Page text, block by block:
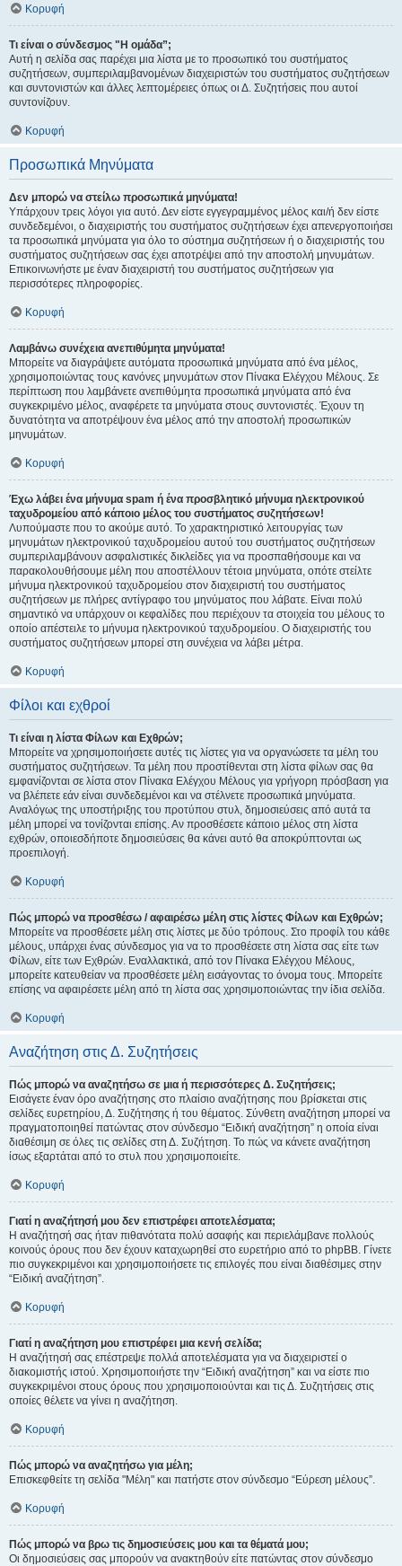
Κορυφή
Τι είναι ο σύνδεσμος "Η ομάδα”;
Αυτή η σελίδα σας παρέχει μια λίστα με το προσωπικό του συστήματος
συζητήσεων, συμπεριλαμβανομένων διαχειριστών του συστήματος συζητήσεων
και συντονιστών και άλλες λεπτομέρειες όπως οι Δ. Συζητήσεις που αυτοί
συντονίζουν.
Κορυφή
Προσωπικά Μηνύματα
Δεν μπορώ να στείλω προσωπικά μηνύματα!
Υπάρχουν τρεις λόγοι για αυτό. Δεν είστε εγγεγραμμένος μέλος και/ή δεν είστε
συνδεδεμένοι, ο διαχειριστής του συστήματος συζητήσεων έχει απενεργοποιήσει
τα προσωπικά μηνύματα για όλο το σύστημα συζητήσεων ή ο διαχειριστής του
συστήματος συζητήσεων σας έχει αποτρέψει από την αποστολή μηνυμάτων.
Επικοινωνήστε με έναν διαχειριστή του συστήματος συζητήσεων για
περισσότερες πληροφορίες.
Κορυφή
Λαμβάνω συνέχεια ανεπιθύμητα μηνύματα!
Μπορείτε να διαγράψετε αυτόματα προσωπικά μηνύματα από ένα μέλος,
χρησιμοποιώντας τους κανόνες μηνυμάτων στον Πίνακα Ελέγχου Μέλους. Σε
περίπτωση που λαμβάνετε ανεπιθύμητα προσωπικά μηνύματα από ένα
συγκεκριμένο μέλος, αναφέρετε τα μηνύματα στους συντονιστές. Έχουν τη
δυνατότητα να αποτρέψουν ένα μέλος από την αποστολή προσωπικών
μηνυμάτων.
Κορυφή
Έχω λάβει ένα μήνυμα spam ή ένα προσβλητικό μήνυμα ηλεκτρονικού
ταχυδρομείου από κάποιο μέλος του συστήματος συζητήσεων!
Λυπούμαστε που το ακούμε αυτό. Το χαρακτηριστικό λειτουργίας των
μηνυμάτων ηλεκτρονικού ταχυδρομείου αυτού του συστήματος συζητήσεων
συμπεριλαμβάνουν ασφαλιστικές δικλείδες για να προσπαθήσουμε και να
παρακολουθήσουμε μέλη που αποστέλλουν τέτοια μηνύματα, οπότε στείλτε
μήνυμα ηλεκτρονικού ταχυδρομείου στον διαχειριστή του συστήματος
συζητήσεων με πλήρες αντίγραφο του μηνύματος που λάβατε. Είναι πολύ
σημαντικό να υπάρχουν οι κεφαλίδες που περιέχουν τα στοιχεία του μέλους το
οποίο απέστειλε το μήνυμα ηλεκτρονικού ταχυδρομείου. Ο διαχειριστής του
συστήματος συζητήσεων μπορεί στη συνέχεια να λάβει μέτρα.
Κορυφή
Φίλοι και εχθροί
Τι είναι η λίστα Φίλων και Εχθρών;
Μπορείτε να χρησιμοποιήσετε αυτές τις λίστες για να οργανώσετε τα μέλη του
συστήματος συζητήσεων. Τα μέλη που προστίθενται στη λίστα φίλων σας θα
εμφανίζονται σε λίστα στον Πίνακα Ελέγχου Μέλους για γρήγορη πρόσβαση για
να βλέπετε εάν είναι συνδεδεμένοι και να στέλνετε προσωπικά μηνύματα.
Αναλόγως της υποστήριξης του προτύπου στυλ, δημοσιεύσεις από αυτά τα
μέλη μπορεί να τονίζονται επίσης. Αν προσθέσετε κάποιο μέλος στη λίστα
εχθρών, οποιεσδήποτε δημοσιεύσεις θα κάνει αυτό θα αποκρύπτονται ως
προεπιλογή.
Κορυφή
Πώς μπορώ να προσθέσω / αφαιρέσω μέλη στις λίστες Φίλων και Εχθρών;
Μπορείτε να προσθέσετε μέλη στις λίστες με δύο τρόπους. Στο προφίλ του κάθε
μέλους, υπάρχει ένας σύνδεσμος για να το προσθέσετε στη λίστα σας είτε των
Φίλων, είτε των Εχθρών. Εναλλακτικά, από τον Πίνακα Ελέγχου Μέλους,
μπορείτε κατευθείαν να προσθέσετε μέλη εισάγοντας το όνομα τους. Μπορείτε
επίσης να αφαιρέσετε μέλη από τη λίστα σας χρησιμοποιώντας την ίδια σελίδα.
Κορυφή
Αναζήτηση στις Δ. Συζητήσεις
Πώς μπορώ να αναζητήσω σε μια ή περισσότερες Δ. Συζητήσεις;
Εισάγετε έναν όρο αναζήτησης στο πλαίσιο αναζήτησης που βρίσκεται στις
σελίδες ευρετηρίου, Δ. Συζήτησης ή του θέματος. Σύνθετη αναζήτηση μπορεί να
πραγματοποιηθεί πατώντας στον σύνδεσμο “Ειδική αναζήτηση” η οποία είναι
διαθέσιμη σε όλες τις σελίδες στη Δ. Συζήτηση. Το πώς να κάνετε αναζήτηση
ίσως εξαρτάται από το στυλ που χρησιμοποιείτε.
Κορυφή
Γιατί η αναζήτησή μου δεν επιστρέφει αποτελέσματα;
Η αναζήτησή σας ήταν πιθανότατα πολύ ασαφής και περιελάμβανε πολλούς
κοινούς όρους που δεν έχουν καταχωρηθεί στο ευρετήριο από το phpBB. Γίνετε
πιο συγκεκριμένοι και χρησιμοποιήσετε τις επιλογές που είναι διαθέσιμες στην
“Ειδική αναζήτηση”.
Κορυφή
Γιατί η αναζήτηση μου επιστρέφει μια κενή σελίδα;
Η αναζήτησή σας επέστρεψε πολλά αποτελέσματα για να διαχειριστεί ο
διακομιστής ιστού. Χρησιμοποιήστε την “Ειδική αναζήτηση” και να είστε πιο
συγκεκριμένοι στους όρους που χρησιμοποιούνται και τις Δ. Συζητήσεις στις
οποίες θέλετε να γίνει η αναζήτηση.
Κορυφή
Πώς μπορώ να αναζητήσω για μέλη;
Επισκεφθείτε τη σελίδα "Μέλη" και πατήστε στον σύνδεσμο “Εύρεση μέλους”.
Κορυφή
Πώς μπορώ να βρω τις δημοσιεύσεις μου και τα θέματά μου;
Οι δημοσιεύσεις σας μπορούν να ανακτηθούν είτε πατώντας στον σύνδεσμο